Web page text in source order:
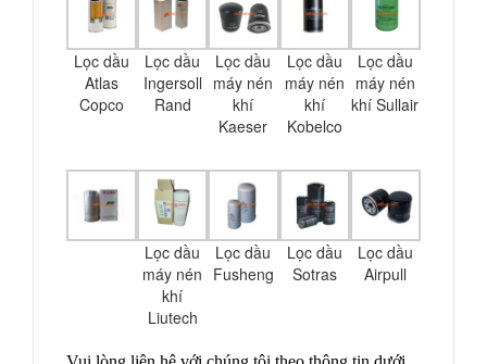
Lọc dầu
Atlas
Copco
Lọc dầu
Ingersoll
Rand
Lọc dầu
máy nén
khí
Kaeser
Lọc dầu
máy nén
khí
Kobelco
Lọc dầu
máy nén
khí Sullair
Lọc dầu
máy nén
khí
Liutech
Lọc dầu
Fusheng
Lọc dầu
Sotras
Lọc dầu
Airpull